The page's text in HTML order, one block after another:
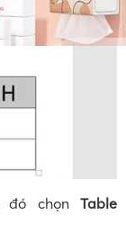
chọn Table